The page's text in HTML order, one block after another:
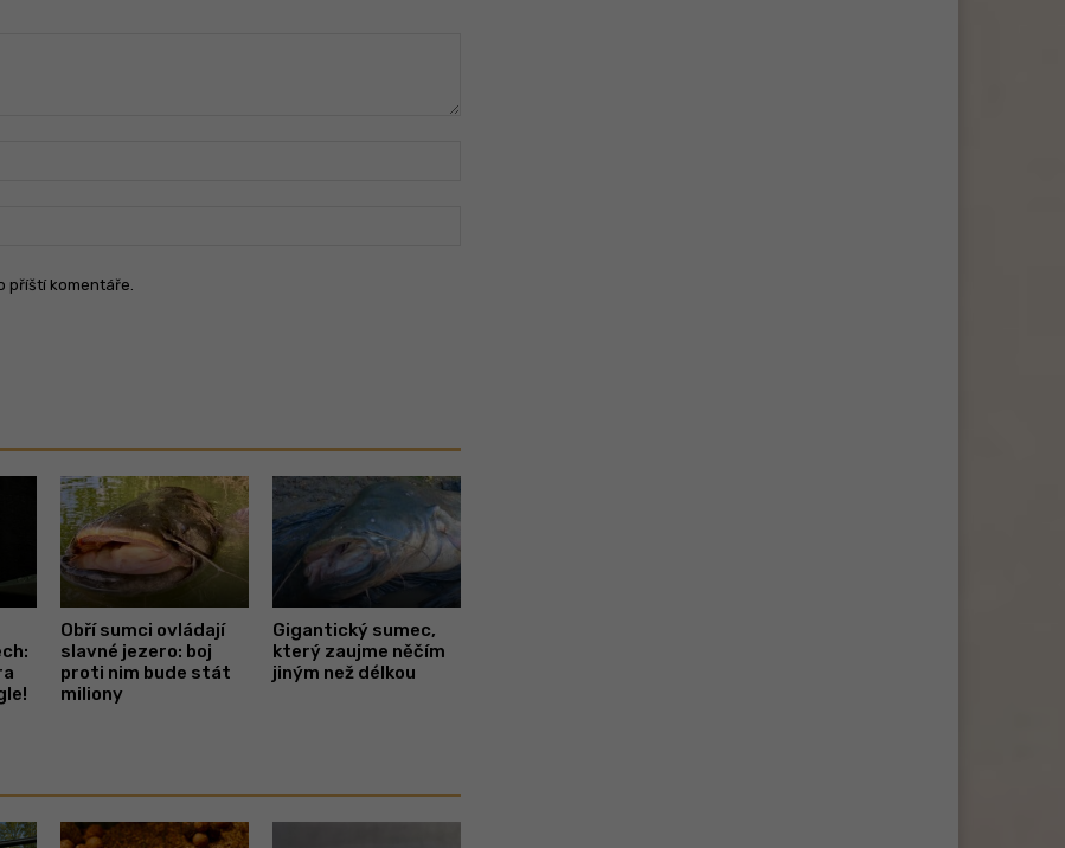
příští komentáře.
Obří sumci ovládají
slavné jezero: boj
proti nim bude stát
miliony
Gigantický sumec,
který zaujme něčím
jiným než délkou